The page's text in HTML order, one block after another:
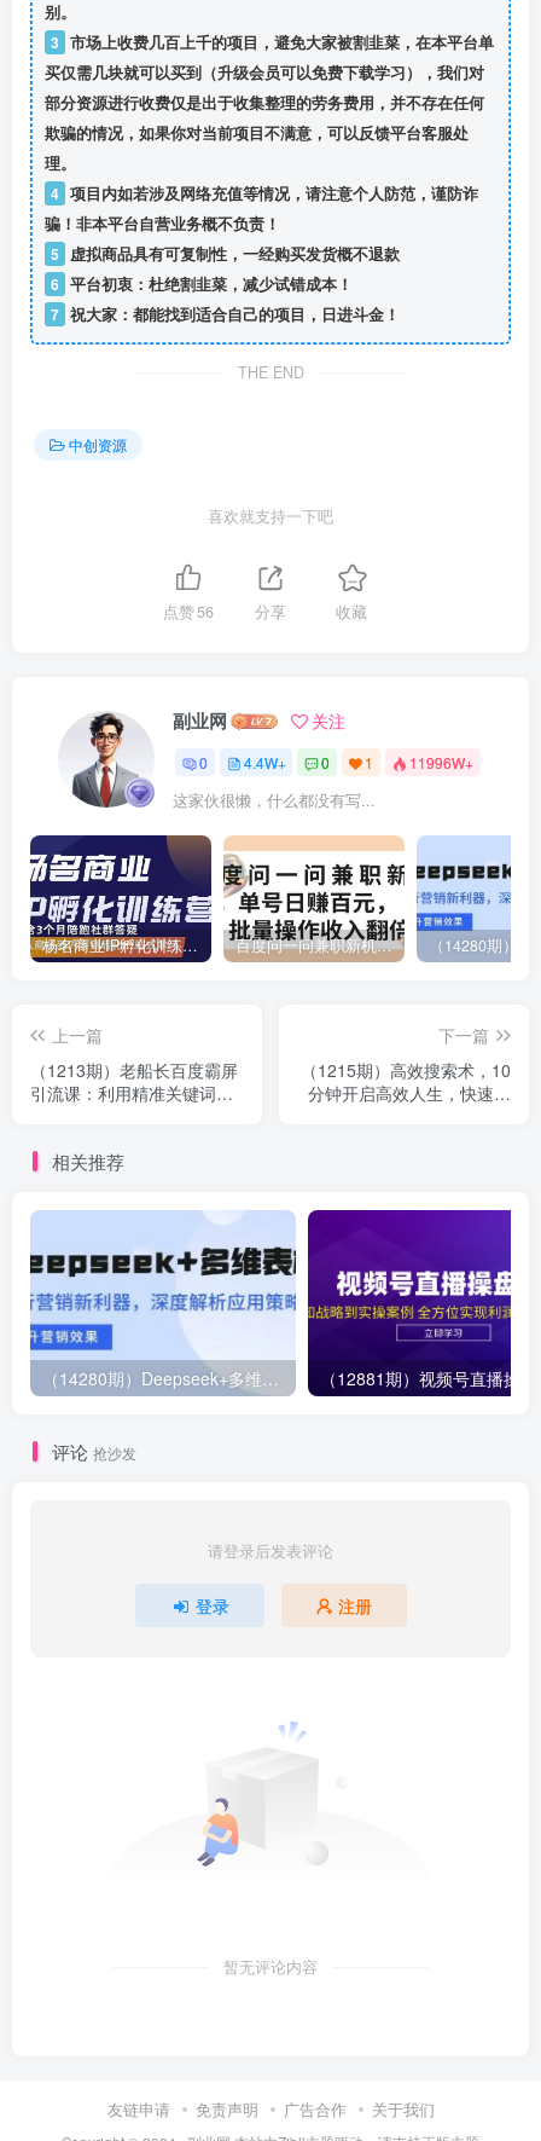
别。
3 市场上收费几百上千的项目，避免大家被割韭菜，在本平台单
买仅需几块就可以买到（升级会员可以免费下载学习），我们对
部分资源进行收费仅是出于收集整理的劳务费用，并不存在任何
欺骗的情况，如果你对当前项目不满意，可以反馈平台客服处
理。
4 项目内如若涉及网络充值等情况，请注意个人防范，谨防诈
骗！非本平台自营业务概不负责！
5
虚拟商品具有可复制性，一经购买发货概不退款
6 平台初衷：杜绝割韭菜，减少试错成本！
7 祝大家：都能找到适合自己的项目，日进斗金！
THE END
中创资源
喜欢就支持一下吧
点赞56 分享 收藏
副业网 关注
0 4.4W+ 0 1 11996W+
这家伙很懒，什么都没有写...
杨名商业IP孵化训练营，从商业到内容到转化一站式学 价值5980元 百度问一问兼职新机遇，单号日赚百元，批量操作收入翻倍
上一篇
（1213期）老船长百度霸屏
引流课：利用精准关键词使
下一篇
（1215期）高效搜索术，10
分钟开启高效人生，快速搜
相关推荐
（14280期）Deepseek+多维表格，银行营销新利器，深度解析应用策略，提升营销效果
评论 抢沙发
请登录后发表评论
登录 注册
暂无评论内容
友链申请 免责声明 广告合作 关于我们